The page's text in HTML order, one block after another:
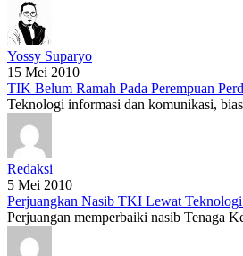
Yossy Suparyo
15 Mei 2010
TIK Belum Ramah Pada Perempuan
Teknologi informasi dan komunikasi,
Redaksi
5 Mei 2010
Perjuangkan Nasib TKI Lewat
Perjuangan memperbaiki nasib Tenaga